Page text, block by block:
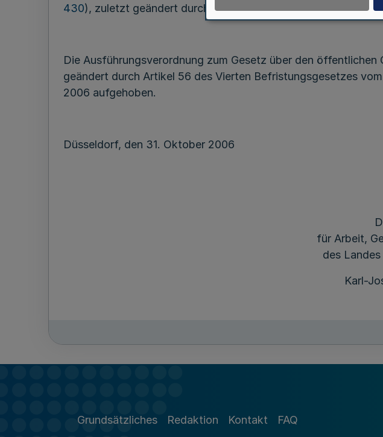
430), zuletzt geändert durch Gesetz vom 1. März 2005 (GV.
Die Ausführungsverordnung zum Gesetz über den
geändert durch Artikel 56 des Vierten Befristungsgesetzes
2006 aufgehoben.
Düsseldorf, den 31. Oktober 2006
für Arbeit,
des
Karl-
Grundsätzliches Redaktion Kontakt FAQ